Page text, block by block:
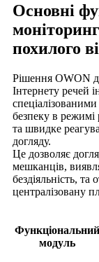
Основні
похилого
Рішення OWON
Інтернету речей
безпеку в режимі
та швидке
догляду.
Це дозволяє
мешканців,
бездіяльність,
централізовану
Функціональний
модуль